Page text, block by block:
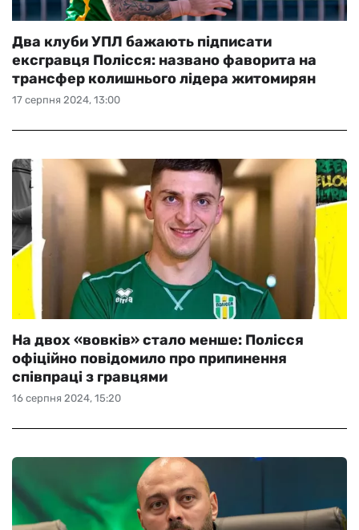
17 серпня 2024, 13:00
Два клуби УПЛ бажають підписати
ексгравця Полісся: названо фаворита на
трансфер колишнього лідера житомирян
16 серпня 2024, 15:20
На двох «вовків» стало менше: Полісся
офіційно повідомило про припинення
співпраці з гравцями